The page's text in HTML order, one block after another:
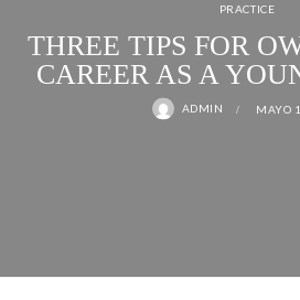
PRACTICE
THREE TIPS FOR
CAREER AS A
ADMIN MAYO